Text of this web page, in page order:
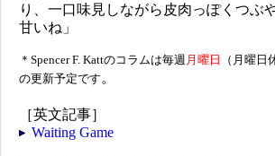
り、一口味見しながら皮肉っぽくつぶ
甘いね」
＊Spencer F. Kattのコラムは毎週 月曜日
（月曜日
の更新予定です 。
［英文記事］
Waiting Game